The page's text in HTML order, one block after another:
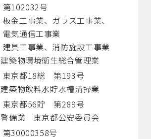
第102032号
板金工事業、 ガラス工事業、
電気通信工事業
建具工事業、消防施設工事業
建築物環境衛生総合管理業
東京都18総 第193号
建築物飲料水貯水槽清掃業
東京都56貯 第289号
警備業 東京都公安委員会
第30000358号